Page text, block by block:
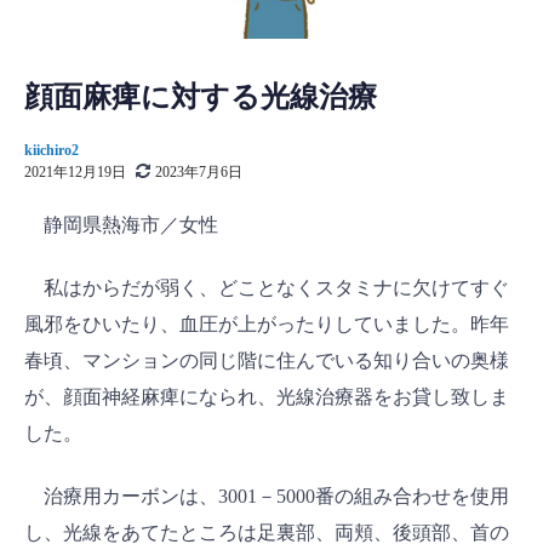
顔面麻痺に対する光線治療
kiichiro2
2021年12月19日
2023年7月6日
静岡県熱海市／女性
私はからだが弱く、どことなくスタミナに欠けてすぐ
風邪をひいたり、血圧が上がったりしていました。昨年
春頃、マンションの同じ階に住んでいる知り合いの奥様
が、顔面神経麻痺になられ、光線治療器をお貸し致しま
した。
治療用カーボンは、3001－5000番の組み合わせを使用
し、光線をあてたところは足裏部、両頬、後頭部、首の